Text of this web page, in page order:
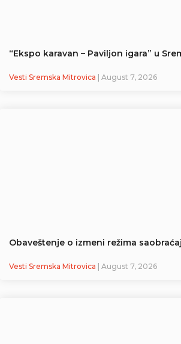
“Ekspo karavan – Paviljon igara” u
Vesti Sremska Mitrovica | August 7, 2026
Obaveštenje o izmeni režima
Vesti Sremska Mitrovica | August 7, 2026